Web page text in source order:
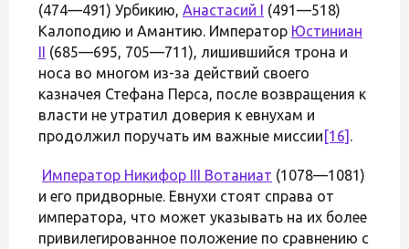
(474—491) Урбикию, Анастасий I (491—518)
Калоподию и Амантию. Император Юстиниан
II (685—695, 705—711), лишившийся трона и
носа во многом из-за действий своего
казначея Стефана Перса, после возвращения к
власти не утратил доверия к евнухам и
продолжил поручать им важные миссии [16] .
Император Никифор III Вотаниат (1078—1081)
и его придворные. Евнухи стоят справа от
императора, что может указывать на их более
привилегированное положение по сравнению с